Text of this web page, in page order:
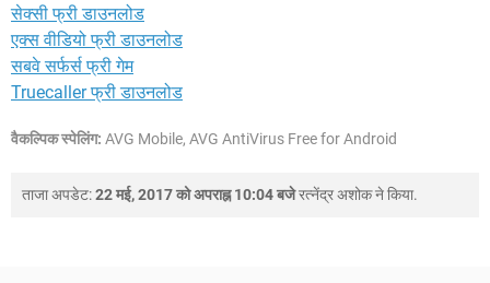
सेक्सी फ्री डाउनलोड
एक्स वीडियो फ्री डाउनलोड
सबवे सर्फर्स फ्री गेम
Truecaller फ्री डाउनलोड
वैकल्पिक स्पेलिंग: AVG Mobile, AVG AntiVirus Free for Android
ताजा अपडेट:22 मई, 2017 को अपराह्न 10:04 बजेरत्नेंद्र अशोकने किया.